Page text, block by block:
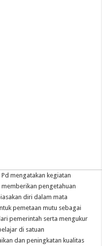
mengatakan kegiatan
pengetahuan
diri dalam mata
pemetaan mutu sebagai
pemerintah serta mengukur
di satuan
dan peningkatan kualitas